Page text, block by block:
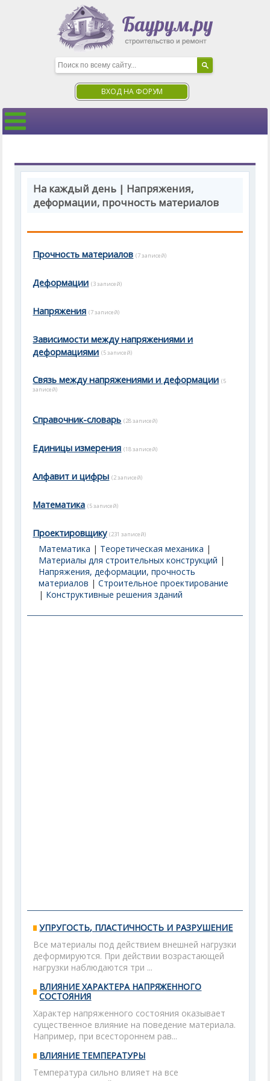
ВХОД НА ФОРУМ
На каждый день | Напряжения,
деформации, прочность материалов
Прочность материалов (7 записей)
Деформации (3 записей)
Напряжения (7 записей)
Зависимости между напряжениями и
деформациями (5 записей)
Связь между напряжениями и деформации (5
записей)
Справочник-словарь (28 записей)
Единицы измерения (18 записей)
Алфавит и цифры (2 записей)
Математика (5 записей)
Проектировщику (231 записей)
Математика | Теоретическая механика |
Материалы для строительных конструкций |
Напряжения, деформации, прочность
материалов |Строительное проектирование
| Конструктивные решения зданий
УПРУГОСТЬ, ПЛАСТИЧНОСТЬ И РАЗРУШЕНИЕ
Все материалы под действием внешней нагрузки
деформируются. При действии возрастающей
нагрузки наблюдаются три ...
ВЛИЯНИЕ ХАРАКТЕРА НАПРЯЖЕННОГО
СОСТОЯНИЯ
Характер напряженного состояния оказывает
существенное влияние на поведение материала.
Например, при всестороннем рав...
ВЛИЯНИЕ ТЕМПЕРАТУРЫ
Температура сильно влияет на все